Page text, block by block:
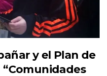
y el Plan de